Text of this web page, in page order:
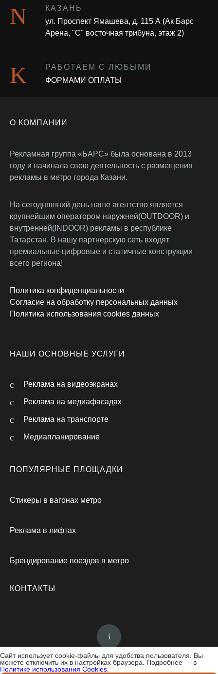
КАЗАНЬ
ул. Проспект Ямашева, д. 115 А (Ак Барс
Арена, "С" восточная трибуна, этаж 2)
РАБОТАЕМ С ЛЮБЫМИ
ФОРМАМИ ОПЛАТЫ
О КОМПАНИИ
Рекламная группа «БАРС» была основана в 2013
году и начинала свою деятельность с размещения
рекламы в метро города Казани.
На сегодняшний день наше агентство является
крупнейшим оператором наружней(OUTDOOR) и
внутренней(INDOOR) рекламы в республике
Татарстан. В нашу партнерскую сеть входят
премиальные цифровые и статичные конструкции
всего региона!
Политика конфиденциальности
Согласие на обработку персональных данных
Политика использования cookies данных
НАШИ ОСНОВНЫЕ УСЛУГИ
Реклама на видеоэкранах
Реклама на медиафасадах
Реклама на транспорте
Медиапланирование
ПОПУЛЯРНЫЕ ПЛОЩАДКИ
Стикеры в вагонах метро
Реклама в лифтах
Брендирование поездов в метро
КОНТАКТЫ
Сайт использует cookie-файлы для удобства пользователя. Вы
можете отключить их в настройках браузера. Подробнее — в
Политике использования Cookies.